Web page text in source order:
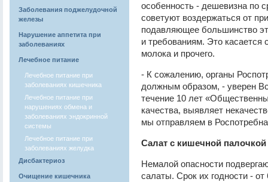
Заболевания поджелудочной
железы
Нарушение аппетита при
заболеваниях
Лечебное питание
Лечебное питание при
заболеваниях кишечника
Лечебное питание при
нарушениях обмена и
заболеваниях эндокринной
системы
Лечебное питание при
заболеваниях желудка
Дисбактериоз
Очищение кишечника
особенность - дешевизна по
советуют воздержаться от
подавляющее большинство
и требованиям. Это касается
молока и прочего.
- К сожалению, органы
должным образом, - уверен
течение 10 лет
качества, выявляет
мы отправляем в
Салат с кишечной палочкой
Немалой опасности
салаты. Срок их годности -